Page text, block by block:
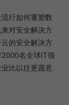
行如何重塑数
对安全解决方
的安全解决方
名全球IT领
比以往更愿意